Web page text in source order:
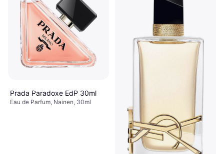
Prada Paradoxe EdP 30ml
Eau de Parfum, Nainen, 30ml